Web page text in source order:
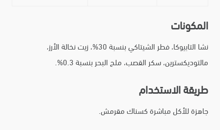
المكونات
نشا التابيوكا، فطر الشيتاكي بنسبة 30%، زيت نخالة الأرز،
مالتوديكسترين، سكر القصب، ملح البحر بنسبة 0.3%.
طريقة الاستخدام
جاهزة للأكل مباشرة كسناك مقرمش.